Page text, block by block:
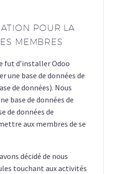
POUR LA
MEMBRES
fut d’installer Odoo
une base de données de
de données). Nous
base de données de
de données de
aux membres de se
décidé de nous
touchant aux activités